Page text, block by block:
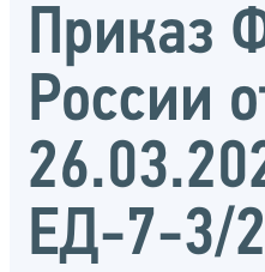
Приказ
России
ЕД-7-3/